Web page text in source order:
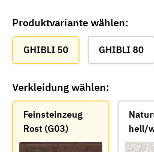
Produktvariante wählen:
GHIBLI 50 GHIBLI 80
Verkleidung wählen:
Feinsteinzeug
Rost (G03)
hell/